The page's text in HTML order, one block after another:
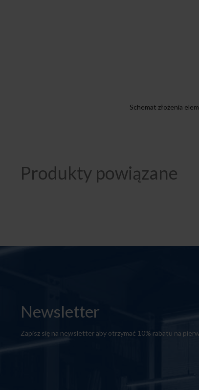
Schemat złożenia
Produkty powiązane
Newsletter
Zapisz się na newsletter aby otrzymać 10% rabatu na